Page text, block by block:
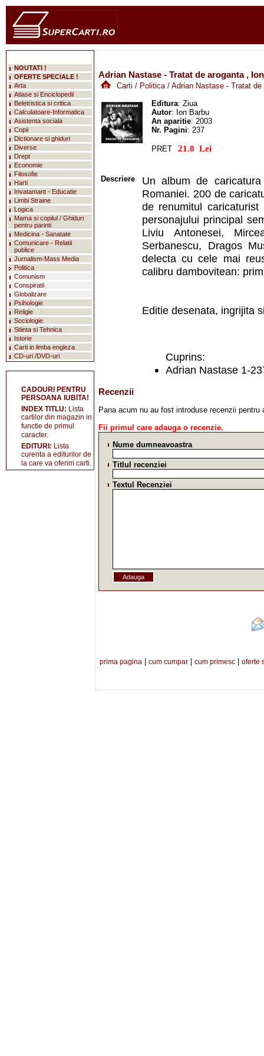
Adrian Nastase - Tratat de aroganta ,
Carti / Politica/ Adrian Nastase - Tratat de
Editura: Ziua
Autor: Ion Barbu
An aparitie: 2003
Nr. Pagini: 237
PRET
Descriere
Un album de
Romaniei. 200 de
de renumitul
personajului principal
Liviu Antonesei,
Serbanescu, Dragos
delecta cu cele mai
calibru dambovitean:
Editie desenata, ingrijita
Cuprins:
Adrian Nastase 1-
Recenzii
Pana acum nu au fost introduse recenzii pentru
Fii primul care adauga o recenzie.
Nume dumneavoastra
Titlul recenziei
Textul Recenziei
prima pagina cum cumpar cum primesc oferte
NOUTATI !
OFERTE SPECIALE !
Arta
Atlase si Enciclopedii
Beletristica si critica
Calculatoare-Informatica
Asistenta sociala
Copii
Dictionare si ghiduri
Diverse
Drept
Economie
Filosofie
Harti
Invatamant - Educatie
Limbi Straine
Logica
Mama si copilul / Ghiduri
pentru parinti
Medicina - Sanatate
Comunicare - Relatii
publice
Jurnalism-Mass Media
Politica
Comunism
Conspiratii
Globalizare
Psihologie
Religie
Sociologie
Stiinta si Tehnica
Istorie
Carti in limba engleza
CD-uri /DVD-uri
CADOURI PENTRU
PERSOANA IUBITA!
INDEX TITLU: Lista
cartilor din magazin in
functie de primul
caracter.
EDITURI: Lista
curenta a editurilor de
la care va oferim carti.